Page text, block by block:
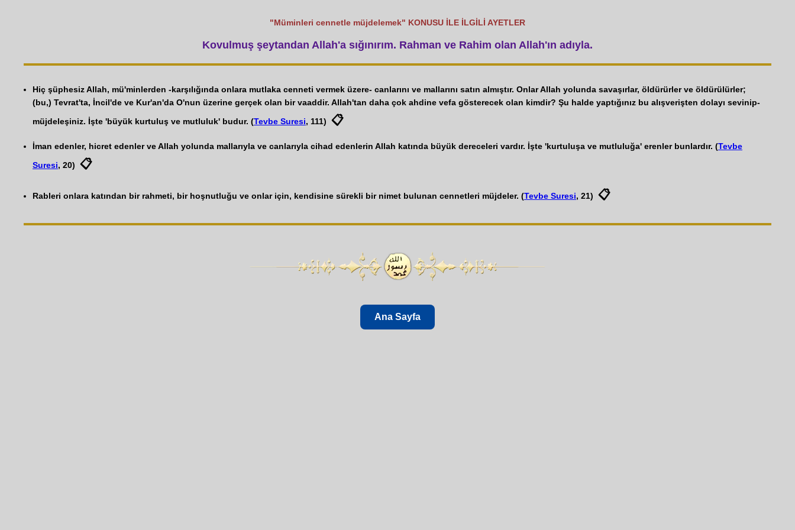
"Müminleri cennetle müjdelemek" KONUSU İLE İLGİLİ AYETLER
Kovulmuş şeytandan Allah'a sığınırım. Rahman ve Rahim olan Allah'ın adıyla.
Hiç şüphesiz Allah, mü'minlerden -karşılığında onlara mutlaka cenneti vermek üzere- canlarını ve mallarını satın almıştır. Onlar Allah yolunda savaşırlar, öldürürler ve öldürülürler;
(bu,) Tevrat'ta, İncil'de ve Kur'an'da O'nun üzerine gerçek olan bir vaaddir. Allah'tan daha çok ahdine vefa gösterecek olan kimdir? Şu halde yaptığınız bu alışverişten dolayı sevinip-
müjdeleşiniz. İşte 'büyük kurtuluş ve mutluluk' budur. (Tevbe Suresi, 111) 📋
İman edenler, hicret edenler ve Allah yolunda mallarıyla ve canlarıyla cihad edenlerin Allah katında büyük dereceleri vardır. İşte 'kurtuluşa ve mutluluğa' erenler bunlardır. (Tevbe
Suresi, 20) 📋
Rableri onlara katından bir rahmeti, bir hoşnutluğu ve onlar için, kendisine sürekli bir nimet bulunan cennetleri müjdeler. (Tevbe Suresi, 21) 📋
Ana Sayfa